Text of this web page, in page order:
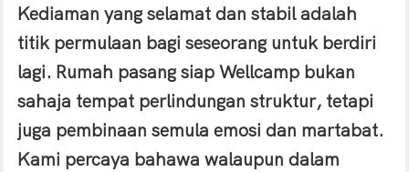
Kediaman yang selamat dan stabil adalah
titik permulaan bagi seseorang untuk berdiri
lagi. Rumah pasang siap Wellcamp bukan
sahaja tempat perlindungan struktur, tetapi
juga pembinaan semula emosi dan martabat.
Kami percaya bahawa walaupun dalam